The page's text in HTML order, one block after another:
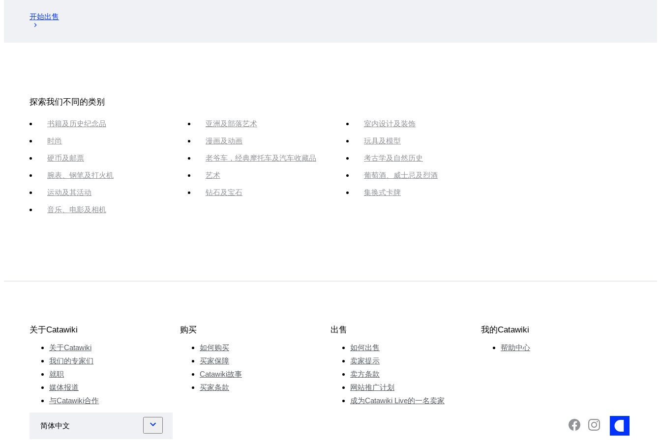
开始出售
探索我们不同的类别
书籍及历史纪念品 亚洲及部落艺术 室内设计及装饰
时尚 漫画及动画 玩具及模型
硬币及邮票 老爷车，经典摩托车及汽车收藏品 考古学及自然历史
腕表、钢笔及打火机 艺术 葡萄酒、威士忌及烈酒
运动及其活动 钻石及宝石 集换式卡牌
音乐、电影及相机
关于Catawiki
关于Catawiki
我们的专家们
就职
媒体报道
与Catawiki合作
购买
如何购买
买家保障
Catawiki故事
买家条款
出售
如何出售
卖家提示
卖方条款
网站推广计划
成为Catawiki Live的一名卖家
我的Catawiki
帮助中心